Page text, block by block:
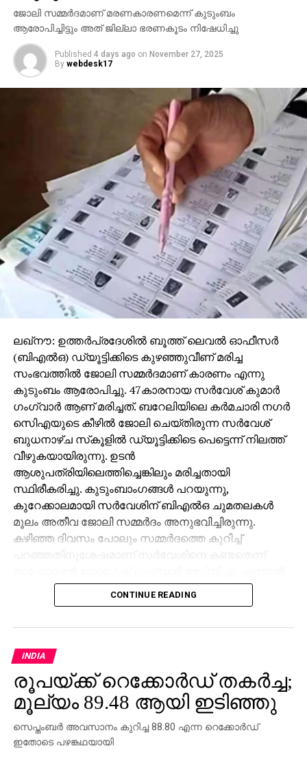
ജോലി സമ്മര്‍ദമാണ് മരണകാരണമെന്ന് കുടുംബം
ആരോപിച്ചിട്ടും അത് ജില്ലാ ഭരണകൂടം നിഷേധിച്ചു
Published 4 days ago on November 27, 2025
By webdesk17
ലഖ്‌നൗ: ഉത്തര്‍പ്രദേശില്‍ ബൂത്ത് ലെവല്‍ ഓഫീസര്‍
(ബിഎല്‍ഒ) ഡ്യൂട്ടിക്കിടെ കുഴഞ്ഞുവീണ് മരിച്ച
സംഭവത്തില്‍ ജോലി സമ്മര്‍ദമാണ് കാരണം എന്നു
കുടുംബം ആരോപിച്ചു. 47കാരനായ സര്‍വേശ് കുമാര്‍
ഗംഗ്വാര്‍ ആണ് മരിച്ചത്. ബറേലിയിലെ കര്‍മചാരി നഗര്‍
സിെഎയുടെ കീഴില്‍ ജോലി ചെയ്തിരുന്ന സര്‍വേശ്
ബുധനാഴ്ച സ്‌കൂളില്‍ ഡ്യൂട്ടിക്കിടെ പെട്ടെന്ന് നിലത്ത്
വീഴുകയായിരുന്നു. ഉടന്‍
ആശുപത്രിയിലെത്തിച്ചെങ്കിലും മരിച്ചതായി
സ്ഥിരീകരിച്ചു. കുടുംബാംഗങ്ങള്‍ പറയുന്നു,
കുറേക്കാലമായി സര്‍വേശിന് ബിഎല്‍ഒ ചുമതലകള്‍
മൂലം അതീവ ജോലി സമ്മര്‍ദം അനുഭവിച്ചിരുന്നു.
കഴിഞ്ഞ ദിവസം പോലും സമ്മര്‍ദത്തെ കുറിച്ച്
ജോലി സമ്മര്‍ദമാണ് മരണകാരണമെന്ന് കുടുംബം
ആരോപിച്ചിട്ടും അത് ജില്ലാ ഭരണകൂടം നിഷേധിച്ചു.
ജോലിസമ്മര്‍ദം കണ്ടെത്താനായിട്ടില്ലെന്നുമാണ്
എസ്ഡിഎം പ്രമോദ് കുമാര്‍ പറഞ്ഞത്. മരണവുമായി
ബന്ധപ്പെട്ട കൂടുതല്‍ റിപ്പോര്‍ട്ടുകള്‍ ശേഖരിക്കാനായി
അന്വേഷണം തുടരുകയാണ്.
CONTINUE READING
INDIA
രൂപയ്ക്ക് റെക്കോര്‍ഡ് തകര്‍ച്ച;
മൂല്യം 89.48 ആയി ഇടിഞ്ഞു
സെപ്തംബര്‍ അവസാനം കുറിച്ച 88.80 എന്ന റെക്കോര്‍ഡ്
ഇതോടെ പഴങ്കഥയായി